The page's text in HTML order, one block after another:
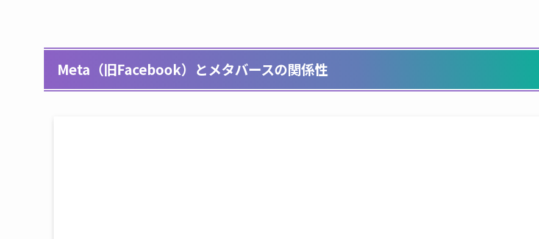
Meta（旧Facebook）とメタバースの関係性